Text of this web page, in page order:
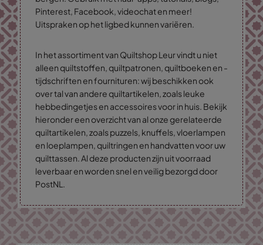
Pinterest, Facebook, videochat en meer!
Uitspraken op het ligbed kunnen variëren.
In het assortiment van Quiltshop Leur vindt u niet
alleen quiltstoffen, quiltpatronen, quiltboeken en -
tijdschriften en fournituren: wij beschikken ook
over tal van andere quiltartikelen, zoals leuke
hebbedingetjes en accessoires voor in huis. Bekijk
hieronder een overzicht van al onze gerelateerde
quiltartikelen, zoals puzzels, knuffels, vloerlampen
en loeplampen, quiltringen en handvatten voor uw
quilttassen. Al deze producten zijn uit voorraad
leverbaar en worden snel en veilig bezorgd door
PostNL.